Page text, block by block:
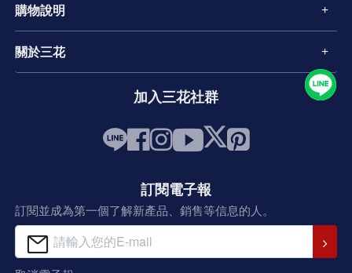
購物說明
關於三花
加入三花社群
訂閱電子報
訂閱並成為第一個了解新產品、銷售等信息的人。